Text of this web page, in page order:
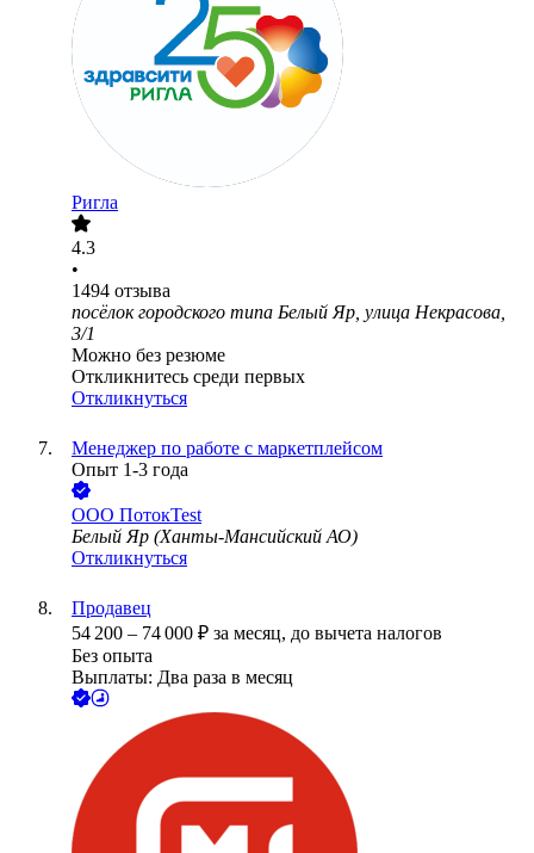
Ригла
4.3
•
1494 отзыва
посёлок городского типа Белый Яр, улица Некрасова,
3/1
Можно без резюме
Откликнитесь среди первых
Откликнуться
Менеджер по работе с маркетплейсом
Опыт 1-3 года
ООО ПотокTest
Белый Яр (Ханты-Мансийский АО)
Откликнуться
Продавец
54 200 – 74 000 ₽ за месяц, до вычета налогов
Без опыта
Выплаты: Два раза в месяц